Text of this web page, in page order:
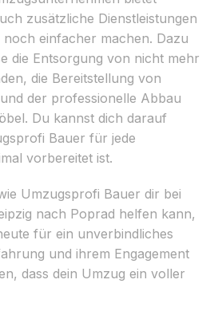
zusätzliche Dienstleistungen
einfacher machen. Dazu
die Entsorgung von nicht mehr
die Bereitstellung von
der professionelle Abbau
Du kannst dich darauf
Bauer für jede
vorbereitet ist.
Umzugsprofi Bauer dir bei
nach Poprad helfen kann,
für ein unverbindliches
und ihrem Engagement
dass dein Umzug ein voller